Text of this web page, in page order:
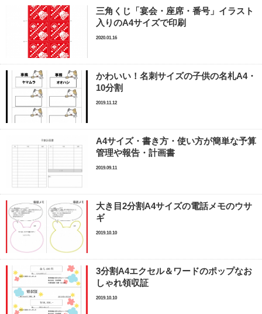
三角くじ「宴会・座席・番号」イラスト
入りのA4サイズで印刷
2020.01.16
かわいい！名刺サイズの子供の名札A4・
10分割
2019.11.12
A4サイズ・書き方・使い方が簡単な予算
管理や報告・計画書
2019.09.11
大き目2分割A4サイズの電話メモのウサ
ギ
2019.10.10
3分割A4エクセル＆ワードのポップなお
しゃれ領収証
2019.10.10